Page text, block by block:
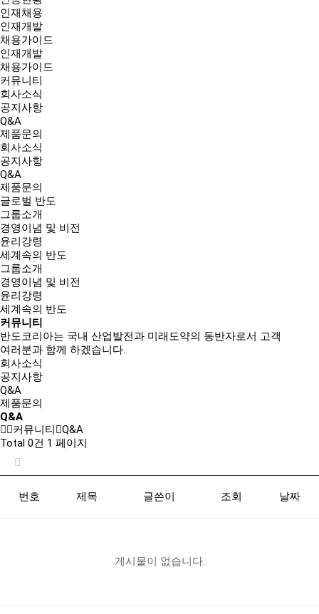
인재채용
인재개발
채용가이드
인재개발
채용가이드
커뮤니티
회사소식
공지사항
Q&A
제품문의
회사소식
공지사항
Q&A
제품문의
글로벌 반도
그룹소개
경영이념 및 비전
윤리강령
세계속의 반도
그룹소개
경영이념 및 비전
윤리강령
세계속의 반도
커뮤니티
반도코리아는 국내 산업발전과 미래도약의 동반자로서 고객
여러분과 함께 하겠습니다.
회사소식
공지사항
Q&A
제품문의
Q&A
커뮤니티
Q&A
Total 0건 1 페이지
번호 제목 글쓴이 조회 날짜
게시물이 없습니다.